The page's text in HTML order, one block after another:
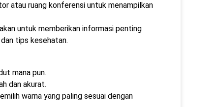
atau ruang konferensi untuk menampilkan
untuk memberikan informasi penting
tips kesehatan.
mana pun.
dan akurat.
warna yang paling sesuai dengan